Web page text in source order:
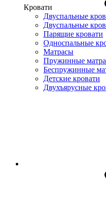
Кровати
Двуспальные
Двуспальные
Парящие кровати
Односпальные
Матрасы
Пружинные
Беспружинные
Детские кровати
Двухъярусные